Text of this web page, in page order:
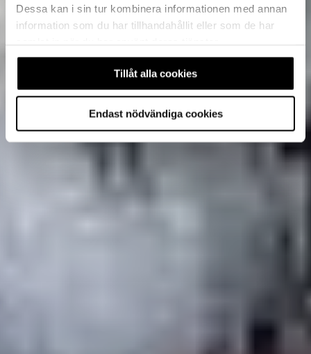
Dessa kan i sin tur kombinera informationen med annan
information som du har tillhandahållit eller som de har
Tillåt alla cookies
Endast nödvändiga cookies